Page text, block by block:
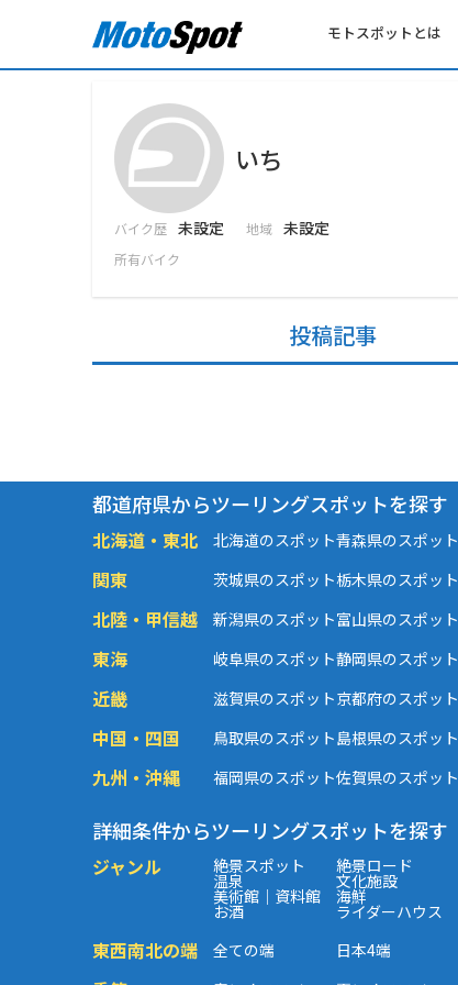
モトスポットとは
いち
バイク歴 未設定 地域 未設定
所有バイク
投稿記事
都道府県からツーリングスポットを探す
北海道・東北 北海道のスポット青森県のスポット
関東 茨城県のスポット栃木県のスポット
北陸・甲信越 新潟県のスポット富山県のスポット
東海 岐阜県のスポット静岡県のスポット
近畿 滋賀県のスポット京都府のスポット
中国・四国 鳥取県のスポット島根県のスポット
九州・沖縄 福岡県のスポット佐賀県のスポット
詳細条件からツーリングスポットを探す
ジャンル 絶景スポット 絶景ロード
温泉 文化施設
美術館｜資料館 海鮮
お酒 ライダーハウス
東西南北の端 全ての端 日本4端